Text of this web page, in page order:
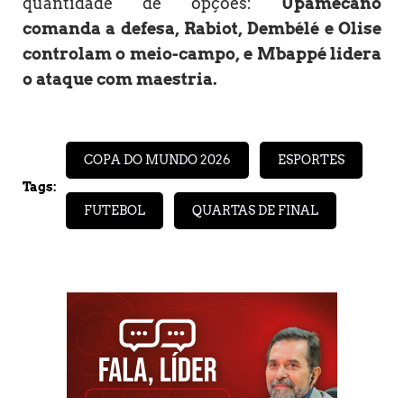
comanda a defesa, Rabiot, Dembélé e Olise
controlam o meio-campo, e Mbappé lidera
o ataque com maestria.
Tags:
COPA DO MUNDO 2026 ESPORTES
FUTEBOL QUARTAS DE FINAL